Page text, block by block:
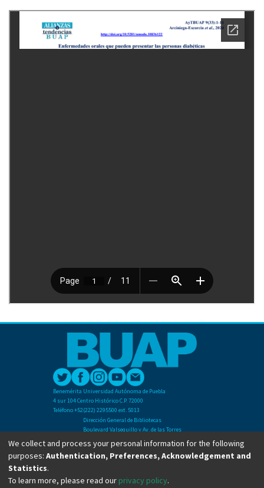
Benemérita Universidad Autónoma de Puebla
4 sur 104 Centro Histórico C.P. 72000
Teléfono +52(222) 2295500 ext. 5013
Dirección General de Bibliotecas
Boulevard Valsequillo y Av. de las Torres
Ciudad Universitaria. Col. San Manuel
C.P. 72570
Teléfono +52 (222) 2295500 Ext 2901
We collect and process your personal information for the following
purposes: Authentication, Preferences, Acknowledgement and
Statistics.
To learn more, please read our privacy policy.